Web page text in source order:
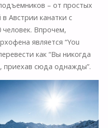
– от простых
Австрии канатки с
Впрочем,
является “You
как “Вы никогда
приехав сюда однажды”.